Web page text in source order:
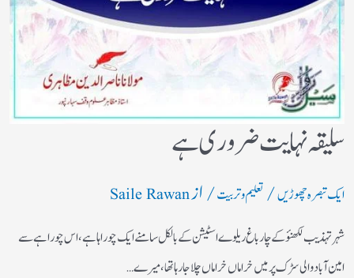
سلیقہ نہایت ضروری ہے
ایک تبصرہ چھوڑیں/ تعلیم و تربیت/ ازSaile Rawan
شہر تہذیب لکھنؤکے چارباغ ریلوے اسٹیشن کے بالکل سامنے ایک چوراہا ہے ،اس چوراہے سے
امین آباد والی سڑک پرمیں خراماں خراماں چلاجا رہا تھا،میرے…